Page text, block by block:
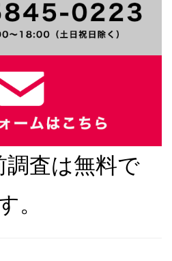
調査は無料で
。